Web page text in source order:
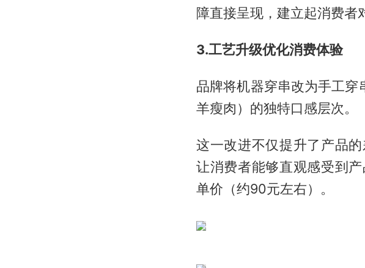
障直接呈现，建立起消费者
3.工艺升级优化消费体验
品牌将机器穿串改为手工穿
羊瘦肉）的独特口感层次。
这一改进不仅提升了产品
让消费者能够直观感受到
单价（约90元左右）。